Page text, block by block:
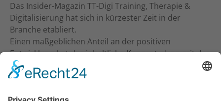
Das Insider-Magazin TT-Digi Training, Therapie &
Digitalisierung hat sich in kürzester Zeit in der
Branche etabliert.
Einen maßgeblichen Anteil an der positiven
Entwicklung hat das inhaltliche Konzept, denn mit der
inhaltlichen Ansprache an Studio-Inhaber, Trainer &
Therapeuten wurde ein neuer Standard gesetzt. Ein